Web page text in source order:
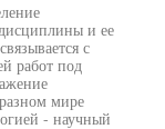
и ее
с
работ под
мире
- научный